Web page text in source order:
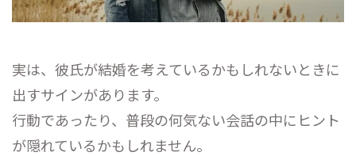
実は、彼氏が結婚を考えているかもしれないときに
出すサインがあります。
行動であったり、普段の何気ない会話の中にヒント
が隠れているかもしれません。